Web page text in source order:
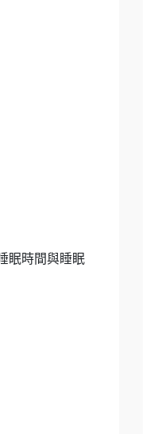
眠時間與睡眠